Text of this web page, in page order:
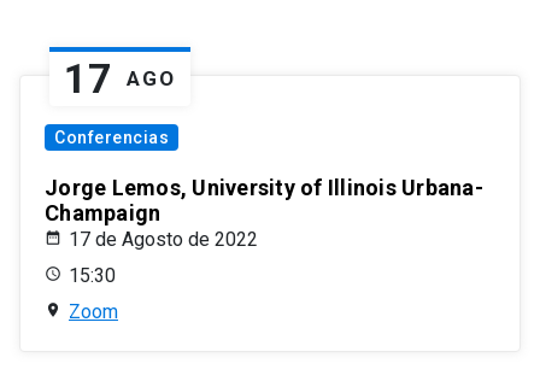
17 AGO
Conferencias
Jorge Lemos, University of Illinois Urbana-
Champaign
17 de Agosto de 2022
15:30
Zoom